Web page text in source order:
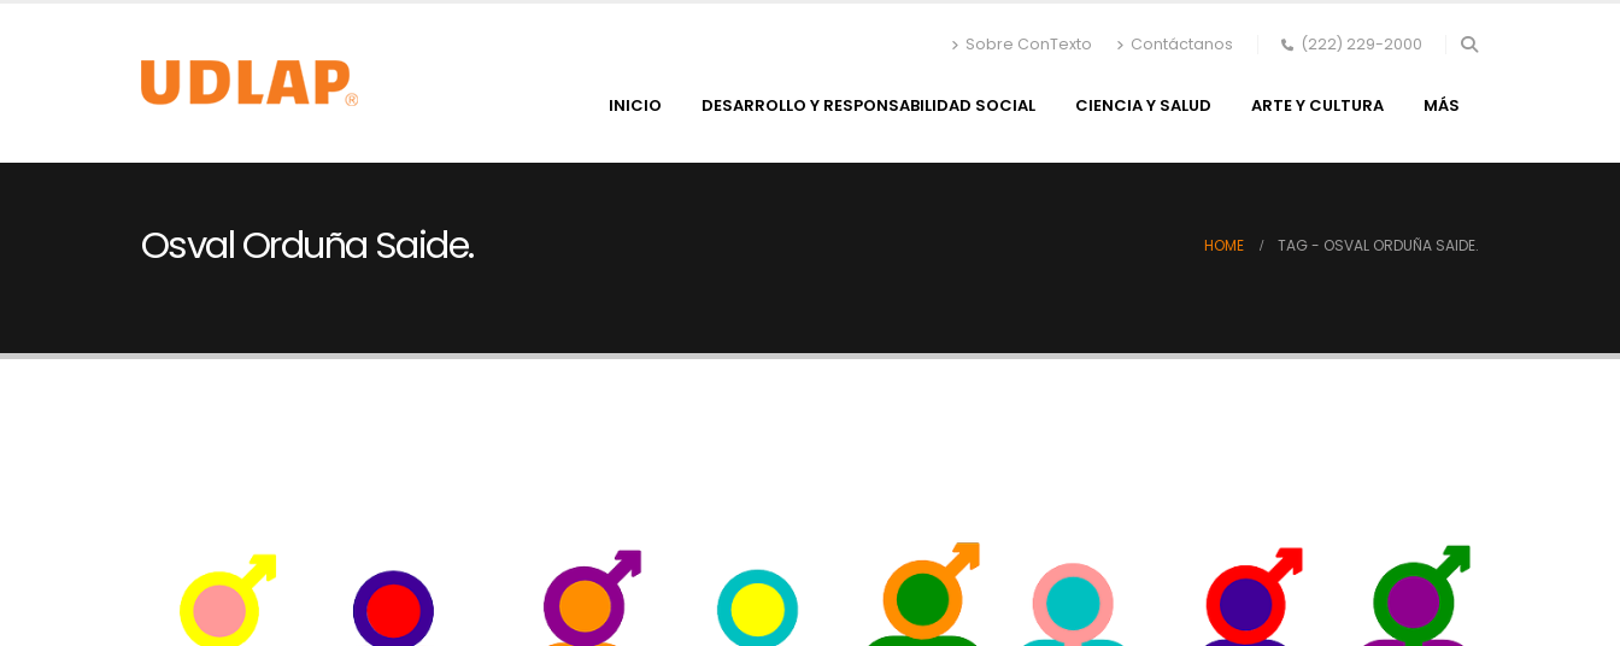
Sobre ConTexto Contáctanos (222) 229-2000
INICIO DESARROLLO Y RESPONSABILIDAD SOCIAL CIENCIA Y SALUD ARTE Y CULTURA MÁS
Osval Orduña Saide. HOME TAG - OSVAL ORDUÑA SAIDE.